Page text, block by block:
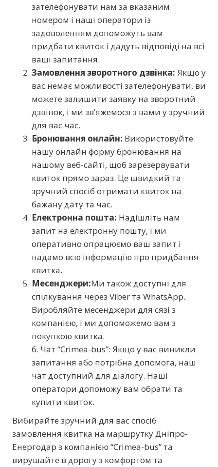
зателефонувати нам за вказаним
номером і наші оператори із
задоволенням допоможуть вам
придбати квиток і дадуть відповіді на всі
ваші запитання.
Замовлення зворотного дзвінка: Якщо у
вас немає можливості зателефонувати, ви
можете залишити заявку на зворотний
дзвінок, і ми зв’яжемося з вами у зручний
для вас час.
Бронювання онлайн: Використовуйте
нашу онлайн форму бронювання на
нашому веб-сайті, щоб зарезервувати
квиток прямо зараз. Це швидкий та
зручний спосіб отримати квиток на
бажану дату та час.
Електронна пошта: Надішліть нам
запит на електронну пошту, і ми
оперативно опрацюємо ваш запит і
надамо всю інформацію про придбання
квитка.
Месенджери:Ми також доступні для
спілкування через Viber та WhatsApp.
Виробляйте месенджери для сязі з
компанією, і ми допоможемо вам з
покупкою квитка.
6. Чат “Crimea-bus”: Якщо у вас виникли
запитання або потрібна допомога, наш
чат доступний для діалогу. Наші
оператори допоможу вам обрати та
купити квиток.
Вибирайте зручний для вас спосіб
замовлення квитка на маршрутку Дніпро-
Енергодар з компанією “Crimea-bus” та
вирушайте в дорогу з комфортом та